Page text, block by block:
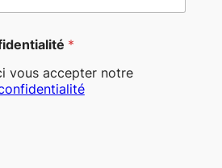
*
vous accepter notre